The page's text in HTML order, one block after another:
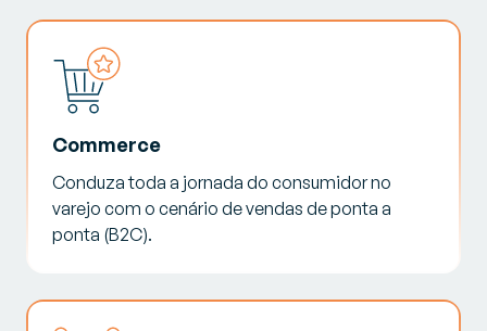
Commerce
Conduza toda a jornada do consumidor no
varejo com o cenário de vendas de ponta a
ponta (B2C).